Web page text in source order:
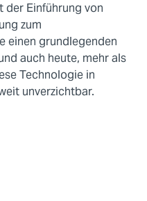
der Einführung von
zum
einen grundlegenden
auch heute, mehr als
Technologie in
unverzichtbar.